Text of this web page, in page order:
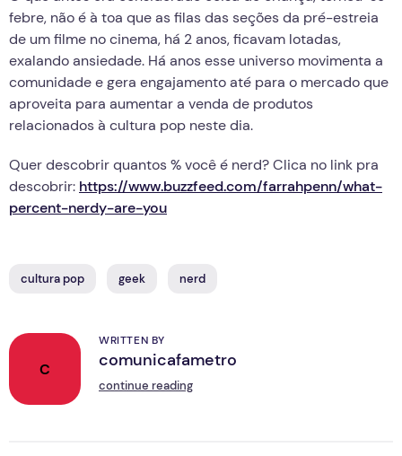
febre, não é à toa que as filas das seções da pré-estreia
de um filme no cinema, há 2 anos, ficavam lotadas,
exalando ansiedade. Há anos esse universo movimenta a
comunidade e gera engajamento até para o mercado que
aproveita para aumentar a venda de produtos
relacionados à cultura pop neste dia.
Quer descobrir quantos % você é nerd? Clica no link pra
descobrir: https://www.buzzfeed.com/farrahpenn/what-
percent-nerdy-are-you
cultura pop geek nerd
C
WRITTEN BY
comunicafametro
continue reading